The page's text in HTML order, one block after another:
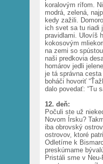
koralovým rífom.
modrá, zelená,
kedy zažili.
ich svet sa tu riadi
pravidlami. Ulovíš
kokosovým
na zemi so
naši predkovia
homárov jedli
je tá správna
boháči hovoriť
dalo povedať: “Tu
12. deň:
Počuli ste už
Novom Írsku?
iba obrovský
ostrovov, ktoré
Odletíme k
preskúmame
Pristáli sme v Neu-